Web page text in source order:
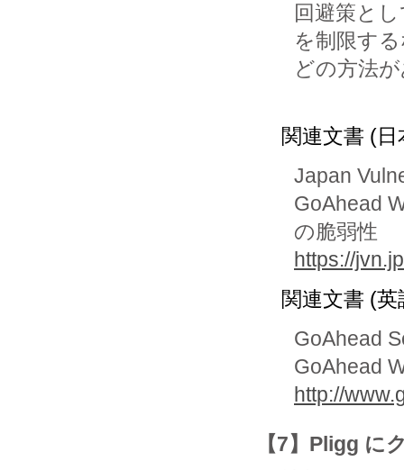
回避策と
を制限す
どの方法
関連文書 (日
Japan
GoAhead
の脆弱性
https://
関連文書 (英
GoAhead
GoAhead
http://
【7】Pligg に